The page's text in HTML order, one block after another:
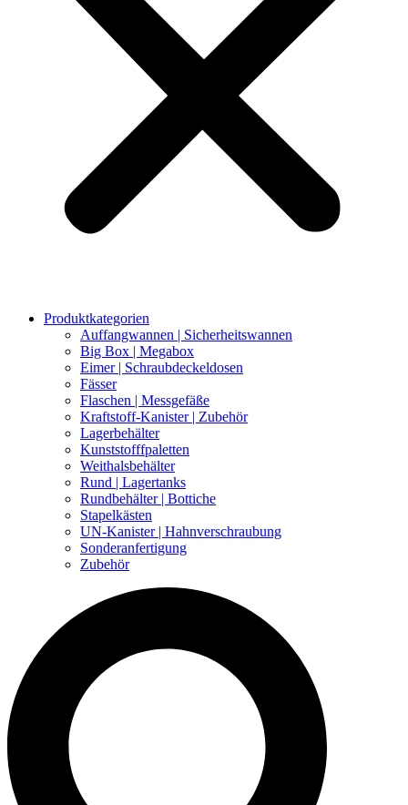
Produktkategorien
Auffangwannen | Sicherheitswannen
Big Box | Megabox
Eimer | Schraubdeckeldosen
Fässer
Flaschen | Messgefäße
Kraftstoff-Kanister | Zubehör
Lagerbehälter
Kunststofffpaletten
Weithalsbehälter
Rund | Lagertanks
Rundbehälter | Bottiche
Stapelkästen
UN-Kanister | Hahnverschraubung
Sonderanfertigung
Zubehör